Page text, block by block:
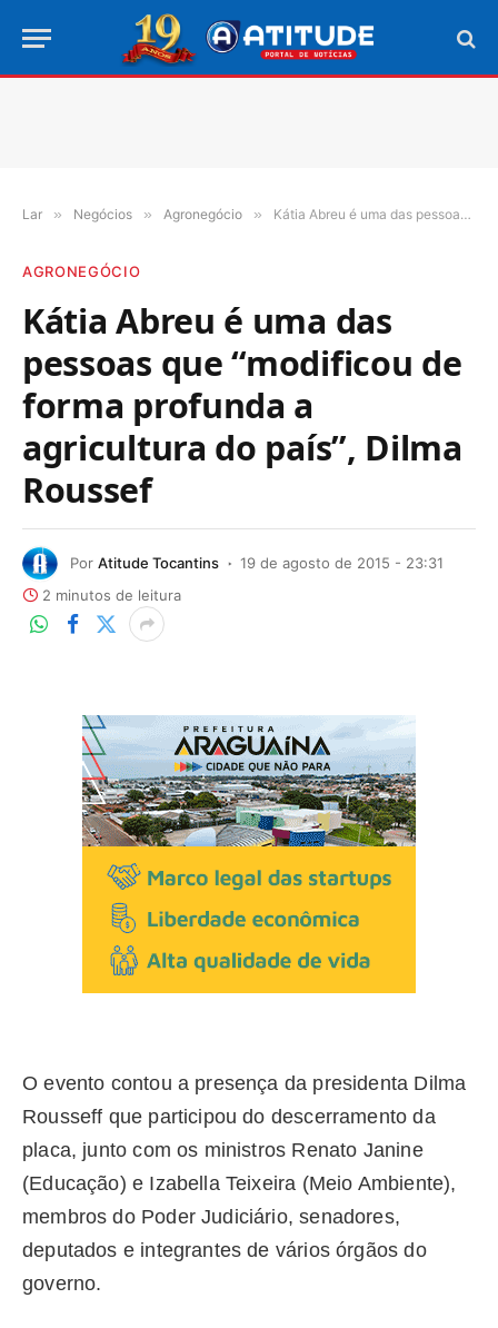
Lar » Negócios » Agronegócio » Kátia Abreu é uma das pessoas que “modificou de forma profunda a agricultura do país”, Dilma Roussef
AGRONEGÓCIO
Kátia Abreu é uma das
pessoas que “modificou de
forma profunda a
agricultura do país”, Dilma
Roussef
Por Atitude Tocantins
19 de agosto de 2015 - 23:31
2 minutos de leitura
O evento contou a presença da presidenta Dilma
Rousseff que participou do descerramento da
placa, junto com os ministros Renato Janine
(Educação) e Izabella Teixeira (Meio Ambiente),
membros do Poder Judiciário, senadores,
deputados e integrantes de vários órgãos do
governo.